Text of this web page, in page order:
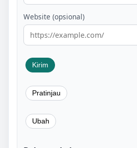
Website (opsional)